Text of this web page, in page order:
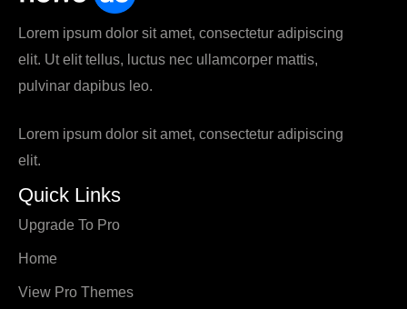
Lorem ipsum dolor sit amet, consectetur adipiscing
elit. Ut elit tellus, luctus nec ullamcorper mattis,
pulvinar dapibus leo.
Lorem ipsum dolor sit amet, consectetur adipiscing
elit.
Quick Links
Upgrade To Pro
Home
View Pro Themes